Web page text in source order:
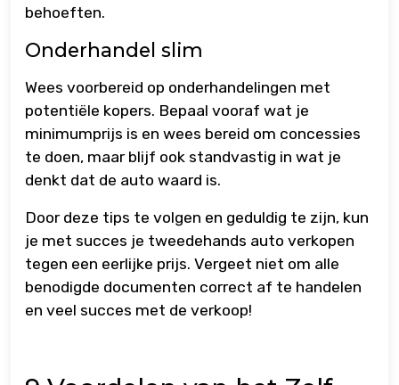
behoeften.
Onderhandel slim
Wees voorbereid op onderhandelingen met
potentiële kopers. Bepaal vooraf wat je
minimumprijs is en wees bereid om concessies
te doen, maar blijf ook standvastig in wat je
denkt dat de auto waard is.
Door deze tips te volgen en geduldig te zijn, kun
je met succes je tweedehands auto verkopen
tegen een eerlijke prijs. Vergeet niet om alle
benodigde documenten correct af te handelen
en veel succes met de verkoop!